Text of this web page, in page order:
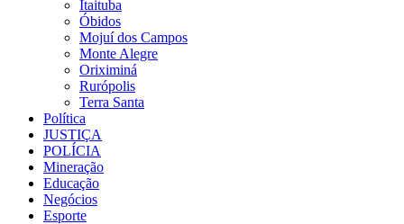
Itaituba
Óbidos
Mojuí dos Campos
Monte Alegre
Oriximiná
Rurópolis
Terra Santa
Política
JUSTIÇA
POLÍCIA
Mineração
Educação
Negócios
Esporte